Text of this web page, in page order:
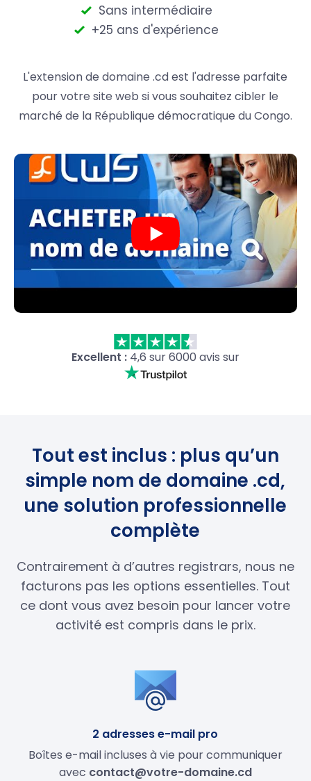
Sans intermédiaire
+25 ans d'expérience
L'extension de domaine .cd est l'adresse parfaite
pour votre site web si vous souhaitez cibler le
marché de la République démocratique du Congo.
Excellent :4,6 sur 6000 avis sur
Tout est inclus : plus qu’un
simple nom de domaine .cd,
une solution professionnelle
complète
Contrairement à d’autres registrars, nous ne
facturons pas les options essentielles. Tout
ce dont vous avez besoin pour lancer votre
activité est compris dans le prix.
2 adresses e-mail pro
Boîtes e-mail incluses à vie pour communiquer
avec contact@votre-domaine.cd